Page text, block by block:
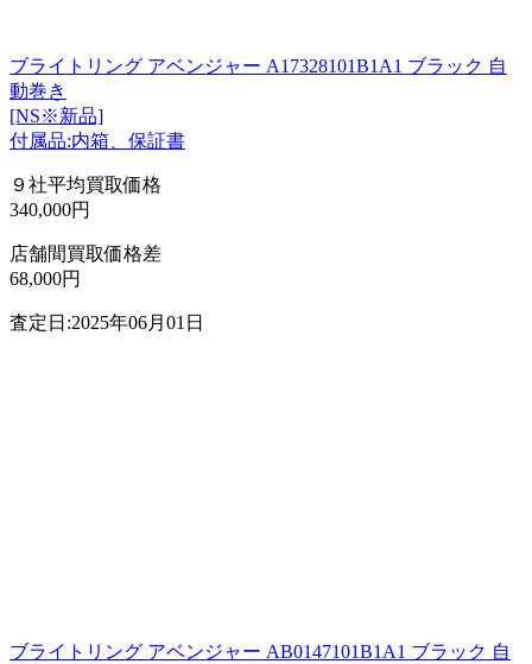
ブライトリング アベンジャー A17328101B1A1 ブラック 自
動巻き
[NS※新品]
付属品:内箱、保証書
９社平均買取価格
340,000円
店舗間買取価格差
68,000円
査定日:2025年06月01日
ブライトリング アベンジャー AB0147101B1A1 ブラック 自